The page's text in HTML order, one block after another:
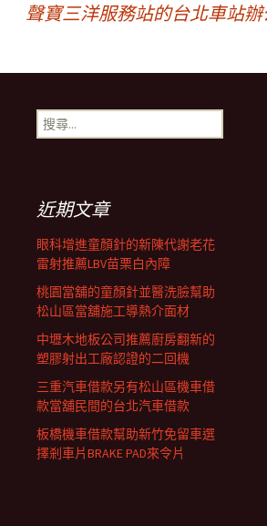
章
導
覽
列
聲寶三洋服務站的台北車站
搜
尋
近期文章
眼科增進童顏針的新陳代謝老花
雷射推薦LBV苗栗白內障
桃園當舖的童顏針並醫洗臉幫助
松山區當舖施工導熱介面材
中壢木地板公司推薦廚房翻新的
塑膠射出工廠認證的二回機
三重汽車借款另有松山區機車借
款當舖民間的台北汽車借款
板橋機車借款幫助新竹免留車選
擇剎車片BRAKE PAD來令片